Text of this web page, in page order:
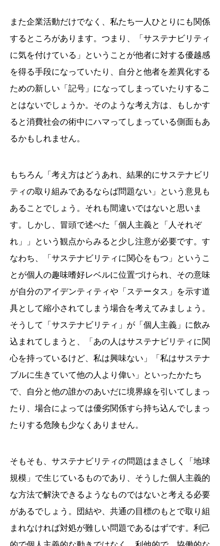
また企業活動だけでなく、私たち一人ひとりにも関係
するところがあります。つまり、「サステナビリティ
に気を付けている」ということが他者に対する優越感
を得る手段になっていたり、自分と他者を差異化する
ための新しい「記号」になってしまっていたりするこ
とはないでしょうか。そのような考え方は、もしかす
ると消費社会の術中にハマってしまっている側面もあ
るかもしれません。
もちろん「考え方はどうあれ、結果的にサステナビリ
ティの取り組みであるならば問題ない」という意見も
あることでしょう。それも間違いではないと思いま
す。しかし、冒頭で述べた「個人主義と「人それぞ
れ」」という観点からみると少し注意が必要です。す
なわち、「サステナビリティに関心をもつ」というこ
とが個人の趣味嗜好レベルに位置づけられ、その意味
が自分のアイデンティティや「ステータス」を示す道
具として縮小されてしまう場合を考えてみましょう。
そうして「サステナビリティ」が「個人主義」に飲み
込まれてしまうと、「あの人はサステナビリティに関
心を持っているけど、私は興味ない」「私はサステナ
ブルに生きていて他の人より偉い」といったかたち
で、自分と他の誰かのあいだに境界線を引いてしまっ
たり、場合によっては優劣関係すら持ち込んでしまっ
たりする危険も少なくありません。
そもそも、サステナビリティの問題はまさしく「地球
規模」で生じているものであり、そうした個人主義的
な方法で解決できるようなものではないと考える必要
があるでしょう。団結や、共通の目標のもとで取り組
まれなければ対処が難しい問題であるはずです。利己